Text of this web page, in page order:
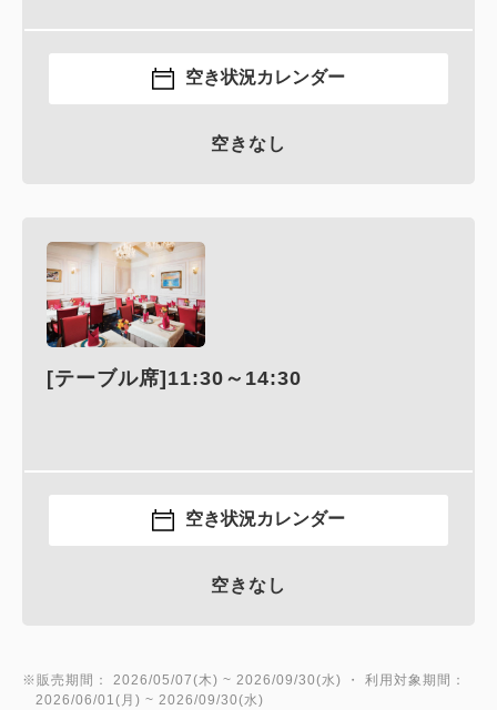
空き状況カレンダー
空きなし
[テーブル席]11:30～14:30
空き状況カレンダー
空きなし
※販売期間： 2026/05/07(木) ~ 2026/09/30(水) ・ 利用対象期間：
2026/06/01(月) ~ 2026/09/30(水)